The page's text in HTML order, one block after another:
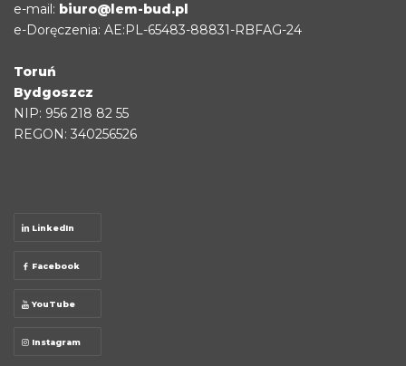
e-mail: biuro@lem-bud.pl
e-Doręczenia: AE:PL-65483-88831-RBFAG-24
Toruń
Bydgoszcz
NIP: 956 218 82 55
REGON: 340256526
LinkedIn
Facebook
YouTube
Instagram